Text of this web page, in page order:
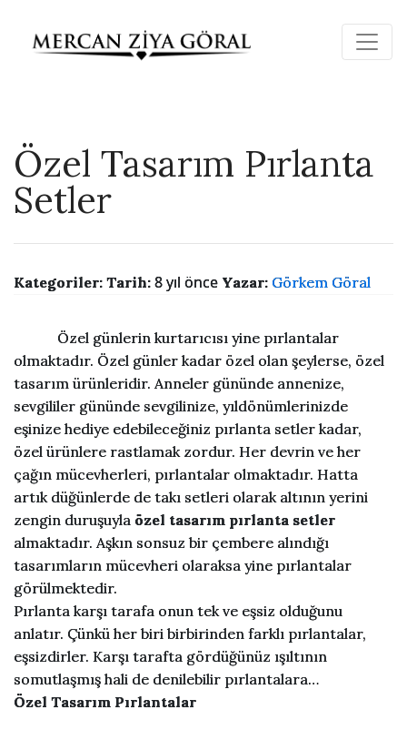
Özel Tasarım Pırlanta
Setler
Kategoriler: Tarih: 8 yıl önce Yazar: Görkem Göral
Özel günlerin kurtarıcısı yine pırlantalar
olmaktadır. Özel günler kadar özel olan şeylerse, özel
tasarım ürünleridir. Anneler gününde annenize,
sevgililer gününde sevgilinize, yıldönümlerinizde
eşinize hediye edebileceğiniz pırlanta setler kadar,
özel ürünlere rastlamak zordur. Her devrin ve her
çağın mücevherleri, pırlantalar olmaktadır. Hatta
artık düğünlerde de takı setleri olarak altının yerini
zengin duruşuyla özel tasarım pırlanta setler
almaktadır. Aşkın sonsuz bir çembere alındığı
tasarımların mücevheri olaraksa yine pırlantalar
görülmektedir.
Pırlanta karşı tarafa onun tek ve eşsiz olduğunu
anlatır. Çünkü her biri birbirinden farklı pırlantalar,
eşsizdirler. Karşı tarafta gördüğünüz ışıltının
somutlaşmış hali de denilebilir pırlantalara…
Özel Tasarım Pırlantalar